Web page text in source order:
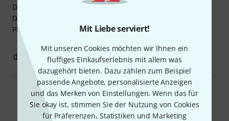
Mit Liebe serviert!
Mit unseren Cookies möchten wir Ihnen ein
fluffiges Einkaufserlebnis mit allem was
dazugehört bieten. Dazu zählen zum Beispiel
passende Angebote, personalisierte Anzeigen
und das Merken von Einstellungen. Wenn das für
Sie okay ist, stimmen Sie der Nutzung von Cookies
für Präferenzen, Statistiken und Marketing
Die Tasche ist gut gepolstert und scheint gut verarbeitet.
Die Bogenfächer sind groß und das Extrafach bietet auch
Platz für viele kleine Extras.
0 0 BEWERTUNG MELDEN
Alle Bewertungen lesen